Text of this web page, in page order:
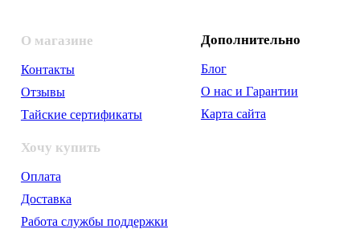
О магазине
Контакты
Отзывы
Тайские сертификаты
Хочу купить
Оплата
Доставка
Работа службы поддержки
Дополнительно
Блог
О нас и Гарантии
Карта сайта